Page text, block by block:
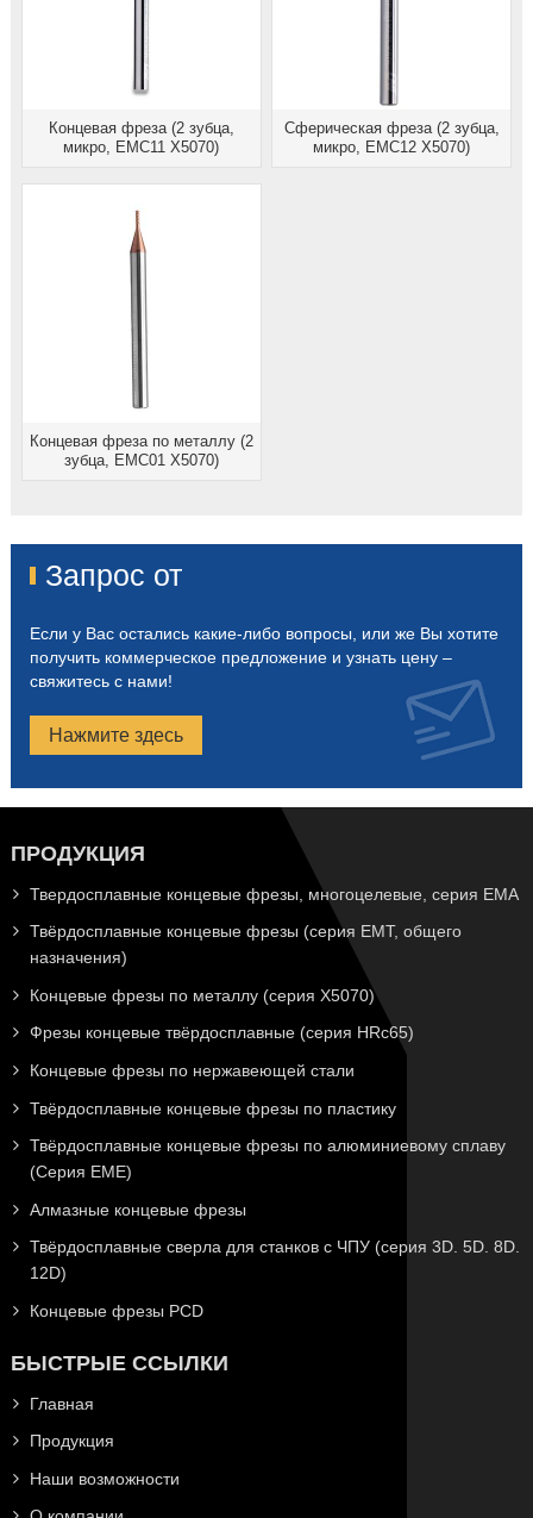
Концевая фреза (2 зубца,
микро, EMC11 X5070)
Сферическая фреза (2 зубца,
микро, EMC12 X5070)
Концевая фреза по металлу (2
зубца, EMC01 X5070)
Запрос от
Если у Вас остались какие-либо вопросы, или же Вы хотите
получить коммерческое предложение и узнать цену –
свяжитесь с нами!
Нажмите здесь
ПРОДУКЦИЯ
Твердосплавные концевые фрезы, многоцелевые, серия EMA
Твёрдосплавные концевые фрезы (серия EMT, общего
назначения)
Концевые фрезы по металлу (серия X5070)
Фрезы концевые твёрдосплавные (серия HRc65)
Концевые фрезы по нержавеющей стали
Твёрдосплавные концевые фрезы по пластику
Твёрдосплавные концевые фрезы по алюминиевому сплаву
(Серия EME)
Алмазные концевые фрезы
Твёрдосплавные сверла для станков с ЧПУ (серия 3D. 5D. 8D.
12D)
Концевые фрезы PCD
БЫСТРЫЕ ССЫЛКИ
Главная
Продукция
Наши возможности